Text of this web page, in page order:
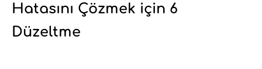
Hatasını Çözmek için 6
Düzeltme